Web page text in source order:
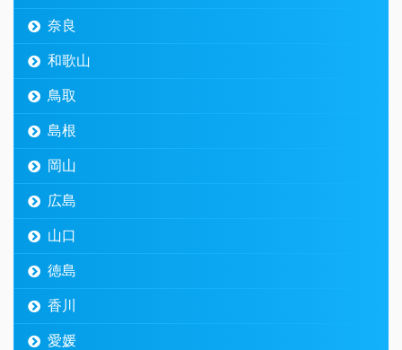
奈良
和歌山
鳥取
島根
岡山
広島
山口
徳島
香川
愛媛